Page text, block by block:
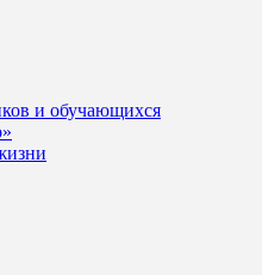
и обучающихся